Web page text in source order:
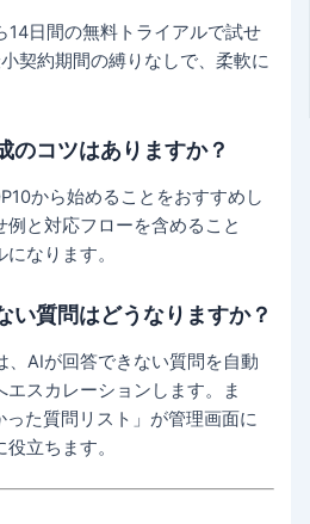
14日間の無料トライアルで試せ
契約期間の縛りなしで、柔軟に
のコツはありますか？
から始めることをおすすめし
例と対応フローを含めること
なります。
い質問はどうなりますか？
、AIが回答できない質問を自動
スカレーションします。ま
た質問リスト」が管理画面に
立ちます。